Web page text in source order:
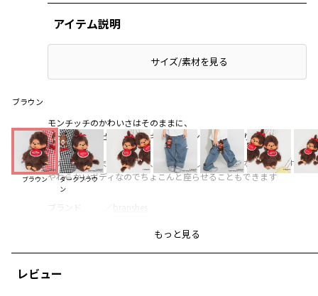
ブラウン
ブラウン
ダークブラウ
ン
レビュー
アイテム説明
サイズ/素材を見る
モンチッチのかわいさはそのままに、
いっしょにお出かけできるキーチェーンサイズになりました
手のひらに収まる大きさで、サラサラしたやわらかな手触りです
やわらかいボディなのでちょこんと座らせることもできます
ブランド
branshes
その他グッズ >その他アイテム
商品番号
もっと見る